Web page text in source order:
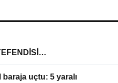
uçtu: 5 yaralı